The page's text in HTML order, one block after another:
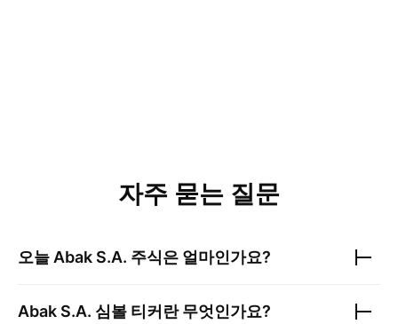
자주 묻는 질문
오늘 Abak S.A. 주식은 얼마인가요?
Abak S.A. 심볼 티커란 무엇인가요?